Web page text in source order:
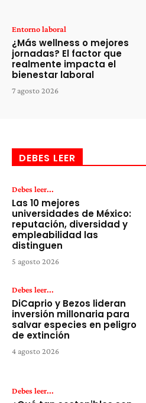
Entorno laboral
¿Más wellness o mejores
jornadas? El factor que
realmente impacta el
bienestar laboral
7 agosto 2026
DEBES LEER
Debes leer...
Las 10 mejores
universidades de México:
reputación, diversidad y
empleabilidad las
distinguen
5 agosto 2026
Debes leer...
DiCaprio y Bezos lideran
inversión millonaria para
salvar especies en peligro
de extinción
4 agosto 2026
Debes leer...